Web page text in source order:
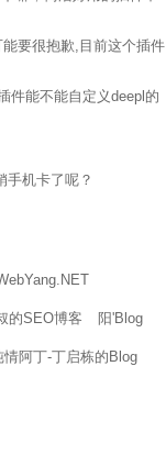
要很抱歉,目前这个插件
件能不能自定义deepl的
手机卡了呢？
的SEO博客 阳'Blog
情阿丁-丁启栋的Blog